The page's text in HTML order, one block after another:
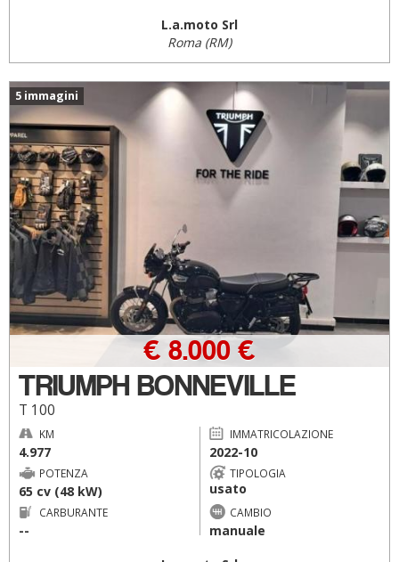
L.a.moto Srl
Roma (RM)
5 immagini
TRIUMPH BONNEVILLE
T 100
€ 8.000 €
KM
4.977
IMMATRICOLAZIONE
2022-10
POTENZA
65 cv (48 kW)
TIPOLOGIA
usato
CARBURANTE
--
CAMBIO
manuale